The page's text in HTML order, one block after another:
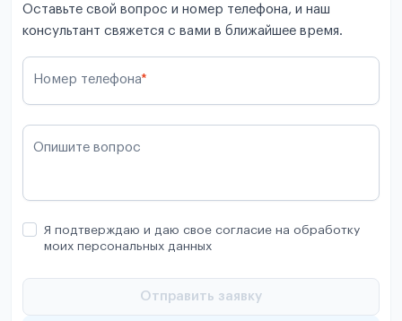
Оставьте свой вопрос и номер телефона, и наш
консультант свяжется с вами в ближайшее время.
Номер телефона*
Опишите вопрос
Я подтверждаю и даю свое согласие на обработку
моих персональных данных
Отправить заявку